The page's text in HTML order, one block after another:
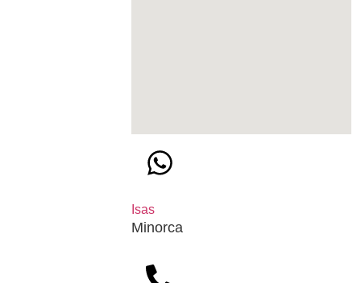
Isas
Minorca